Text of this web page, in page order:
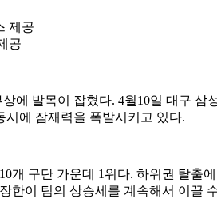
공
에 발목이 잡혔다. 4월10일 대구
시에 잠재력을 폭발시키고 있다.
개 구단 가운데 1위다. 하위권 탈
한이 팀의 상승세를 계속해서 이끌